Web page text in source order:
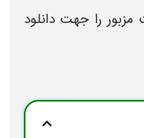
مزبور را جهت دانلود
expand_more